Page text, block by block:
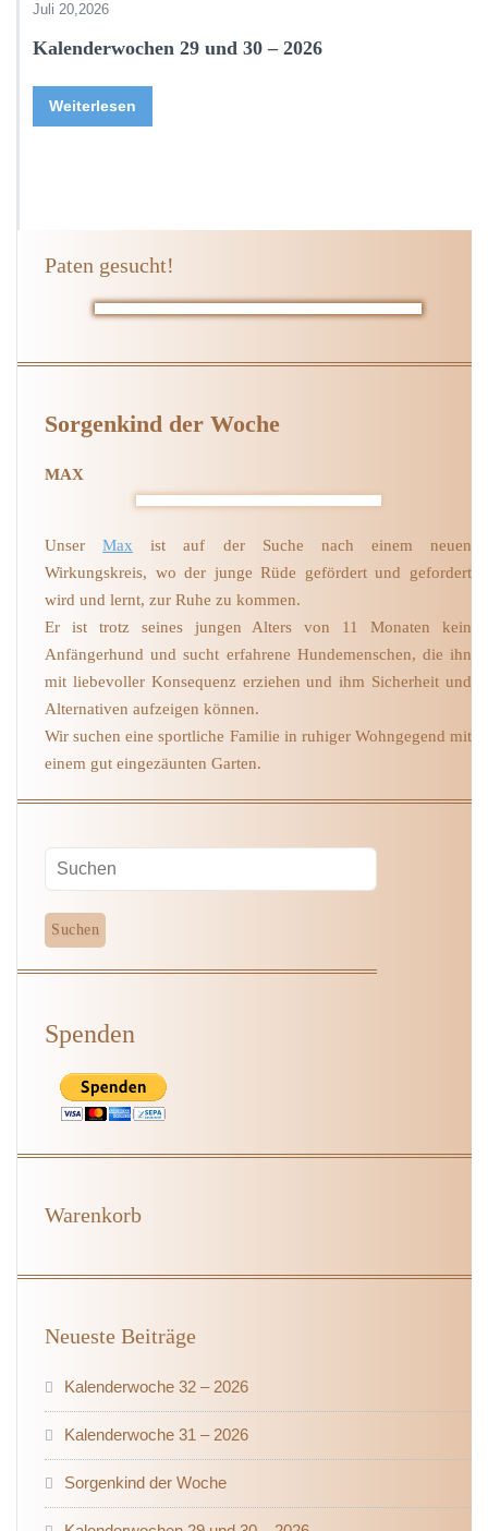
Juli 20,2026
Kalenderwochen 29 und 30 – 2026
Weiterlesen
Paten gesucht!
Sorgenkind der Woche
MAX
UnserMax ist auf der Suche nach einem neuen
Wirkungskreis, wo der junge Rüde gefördert und gefordert
wird und lernt, zur Ruhe zu kommen.
Er ist trotz seines jungen Alters von 11 Monaten kein
Anfängerhund und sucht erfahrene Hundemenschen, die ihn
mit liebevoller Konsequenz erziehen und ihm Sicherheit und
Alternativen aufzeigen können.
Wir suchen eine sportliche Familie in ruhiger Wohngegend mit
einem gut eingezäunten Garten.
Spenden
Warenkorb
Neueste Beiträge
Kalenderwoche 32 – 2026
Kalenderwoche 31 – 2026
Sorgenkind der Woche